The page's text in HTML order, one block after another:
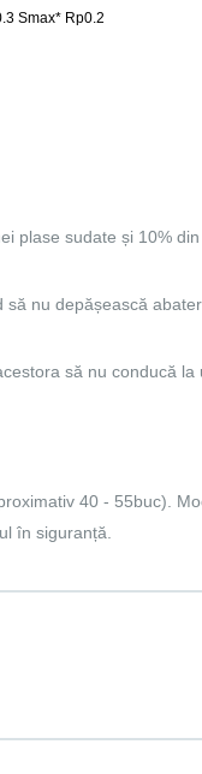
Smax* Rp0.2
plase sudate și 10%
nu depășească
să nu conducă la
40 - 55buc).
în siguranță.